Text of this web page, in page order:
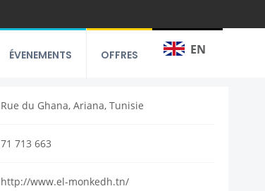
ÉVENEMENTS OFFRES EN
Rue du Ghana, Ariana, Tunisie
71 713 663
http://www.el-monkedh.tn/